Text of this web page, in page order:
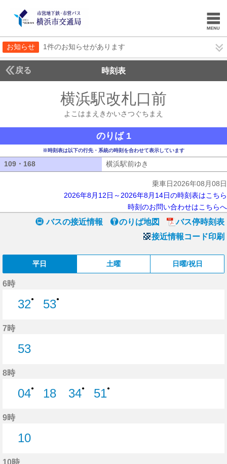
お知らせ 1件のお知らせがあります
戻る 時刻表
横浜駅改札口前
よこはまえきかいさつぐちまえ
のりば 1
※時刻表は以下の行先・系統の時刻を合わせて表示しています
109・168 横浜駅前ゆき
乗車日2026年08月08日
2026年8月12日～2026年8月14日の時刻表はこちら
時刻のお問い合わせはこちらへ
バスの接近情報 のりば地図
バス停時刻表
接近情報コード印刷
平日 土曜 日曜/祝日
6時
32●
53●
7時
53
8時
04●
18
34●
51●
9時
10
10時